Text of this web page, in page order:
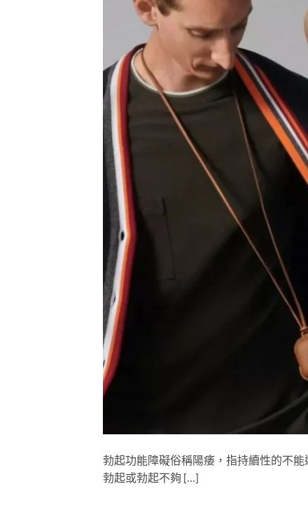
勃起功能障礙俗稱陽痿，指持續性的不
勃起或勃起不夠 […]